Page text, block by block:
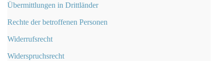
Übermittlungen in Drittländer
Rechte der betroffenen Personen
Widerrufsrecht
Widerspruchsrecht